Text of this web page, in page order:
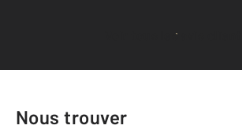
Voir tous les avis clients
Nous trouver